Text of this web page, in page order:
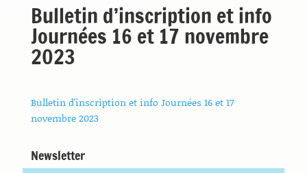
Bulletin d’inscription et info
Journées 16 et 17 novembre
2023
Bulletin d'inscription et info Journées 16 et 17
novembre 2023
Newsletter